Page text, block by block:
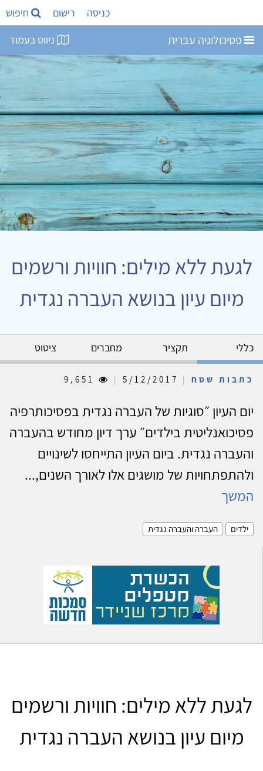
כניסה רישום חיפוש
פסיכולוגיה עברית ניווט בעמוד
לגעת ללא מילים: חוויות ורשמים
מיום עיון בנושא העברה נגדית
כללי תקציר מחברים ציטוט
כתבות שטח |
|
יום העיון ״סוגיות של העברה נגדית בפסיכותרפיה
פסיכואנליטית בילדים״ ערך דיון מחודש בהעברה
והעברה נגדית. ביום העיון התייחסו לשינויים
ולהתפתחויות של מושגים אלו לאורך השנים,...
המשך
ילדים העברה והעברה נגדית
לגעת ללא מילים: חוויות ורשמים
מיום עיון בנושא העברה נגדית